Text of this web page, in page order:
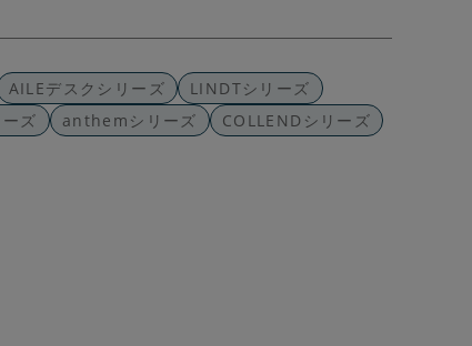
AILEデスクシリーズ
LINDTシリーズ
ズ anthemシリーズ
COLLENDシリーズ